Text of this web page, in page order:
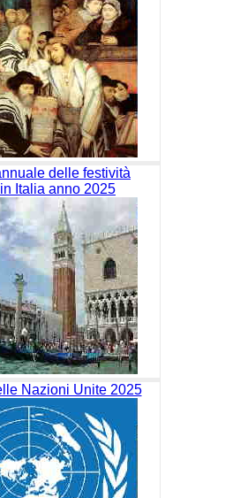
delle festività
Italia anno 2025
Nazioni Unite 2025